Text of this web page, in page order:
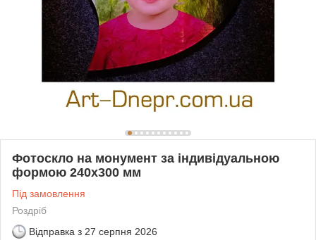
Фотоскло на монумент за індивідуальною
формою 240х300 мм
Під замовлення
Роздріб
Відправка з 27 серпня 2026